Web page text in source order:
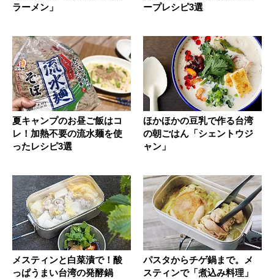
ラーメン」
ープレシピ3選
夏キャンプのお昼ご飯はコ
レ！加熱不要の流水麺を使
ったレシピ3選
ほかほかの豆乳で作る台湾
の朝ごはん「シェントウジ
ャン」
メスティンと白菜漬で！酸
っぱうまい台湾の発酵鍋
パスタからチゲ鍋まで。メ
スティンで「煮込み料理」